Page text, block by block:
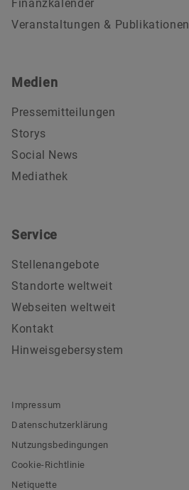
Finanzkalender
Veranstaltungen & Publikationen
Medien
Pressemitteilungen
Storys
Social News
Mediathek
Service
Stellenangebote
Standorte weltweit
Webseiten weltweit
Kontakt
Hinweisgebersystem
Impressum
Datenschutzerklärung
Nutzungsbedingungen
Cookie-Richtlinie
Netiquette